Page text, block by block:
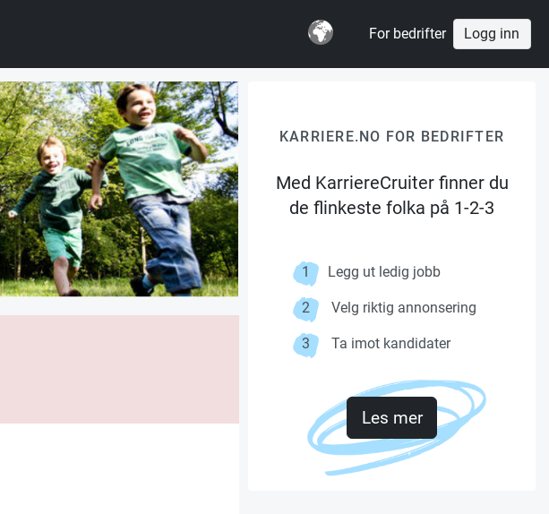
For bedrifter Logg inn
KARRIERE.NO FOR BEDRIFTER
Med KarriereCruiter finner du
de flinkeste folka på 1-2-3
1 Legg ut ledig jobb
2 Velg riktig annonsering
3 Ta imot kandidater
Les mer